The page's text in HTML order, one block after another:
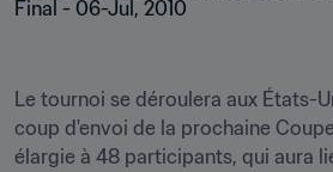
Le tournoi se déroulera aux États-
coup d'envoi de la prochaine
élargie à 48 participants, qui aura